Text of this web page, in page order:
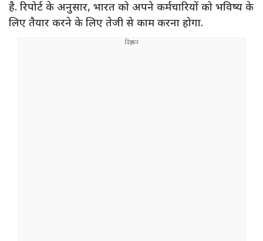
है. रिपोर्ट के अनुसार, भारत को अपने कर्मचारियों को भविष्य के
लिए तैयार करने के लिए तेजी से काम करना होगा.